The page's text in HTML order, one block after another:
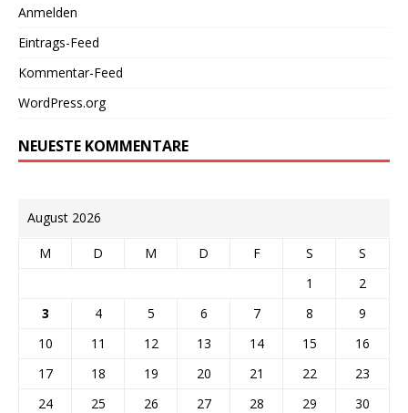
Anmelden
Eintrags-Feed
Kommentar-Feed
WordPress.org
NEUESTE KOMMENTARE
August 2026
M D M D F S
S
1
2
3
4 5 6 7 8
9
10
11 12 13 14 15
16
17
18 19 20 21 22
23
24
25 26 27 28 29
30